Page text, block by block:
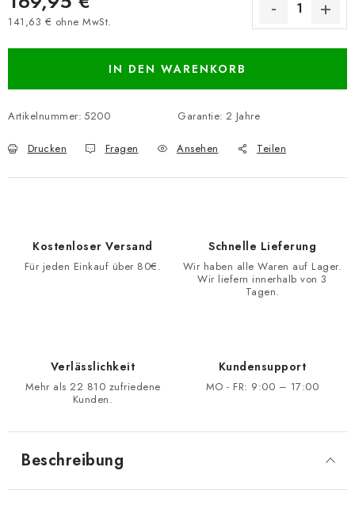
141,63 € ohne MwSt.
IN DEN WARENKORB
Artikelnummer: 5200 Garantie: 2 Jahre
Drucken Fragen Ansehen Teilen
Kostenloser Versand
Für jeden Einkauf über 80€.
Schnelle Lieferung
Wir haben alle Waren auf Lager.
Wir liefern innerhalb von 3
Tagen.
Verlässlichkeit
Mehr als 22 810 zufriedene
Kunden.
Kundensupport
MO - FR: 9:00 – 17:00
Beschreibung